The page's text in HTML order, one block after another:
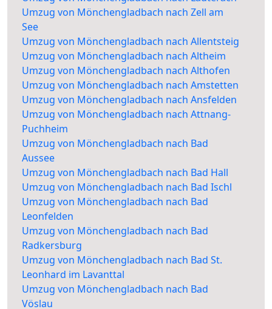
Umzug von Mönchengladbach nach Zell am
See
Umzug von Mönchengladbach nach Allentsteig
Umzug von Mönchengladbach nach Altheim
Umzug von Mönchengladbach nach Althofen
Umzug von Mönchengladbach nach Amstetten
Umzug von Mönchengladbach nach Ansfelden
Umzug von Mönchengladbach nach Attnang-
Puchheim
Umzug von Mönchengladbach nach Bad
Aussee
Umzug von Mönchengladbach nach Bad Hall
Umzug von Mönchengladbach nach Bad Ischl
Umzug von Mönchengladbach nach Bad
Leonfelden
Umzug von Mönchengladbach nach Bad
Radkersburg
Umzug von Mönchengladbach nach Bad St.
Leonhard im Lavanttal
Umzug von Mönchengladbach nach Bad
Vöslau